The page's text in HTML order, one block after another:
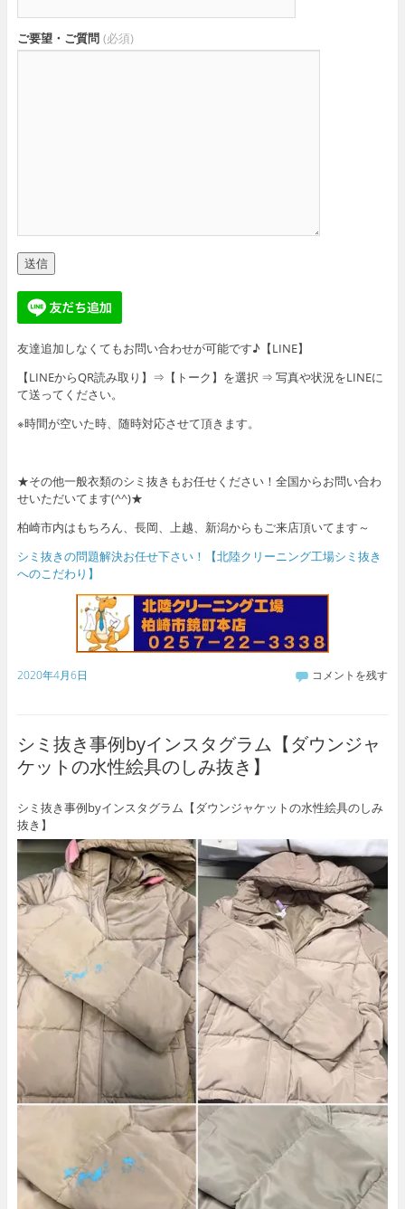
ご要望・ご質問 (必須)
友達追加しなくてもお問い合わせが可能です♪【LINE】
【LINEからQR読み取り】⇒【トーク】を選択 ⇒ 写真や状況をLINEに
て送ってください。
※時間が空いた時、随時対応させて頂きます。
★その他一般衣類のシミ抜きもお任せください！全国からお問い合わ
せいただいてます(^^)★
柏崎市内はもちろん、長岡、上越、新潟からもご来店頂いてます～
シミ抜きの問題解決お任せ下さい！【北陸クリーニング工場シミ抜き
へのこだわり】
2020年4月6日 コメントを残す
シミ抜き事例byインスタグラム【ダウンジャ
ケットの水性絵具のしみ抜き】
シミ抜き事例byインスタグラム【ダウンジャケットの水性絵具のしみ
抜き】